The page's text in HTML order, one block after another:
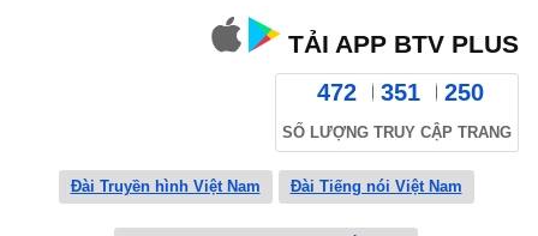
TẢI APP BTV PLUS
472 351 250
SỐ LƯỢNG TRUY CẬP TRANG
Đài Truyền hình Việt Nam Đài Tiếng nói Việt Nam